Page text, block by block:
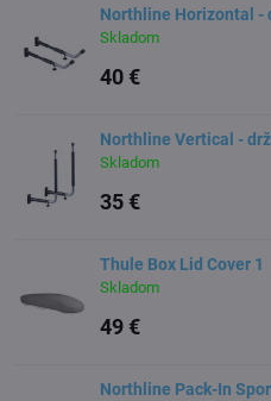
Northline Horizontal -
Skladom
40 €
Northline Vertical -
Skladom
35 €
Thule Box Lid Cover 1
Skladom
49 €
Northline Pack-In